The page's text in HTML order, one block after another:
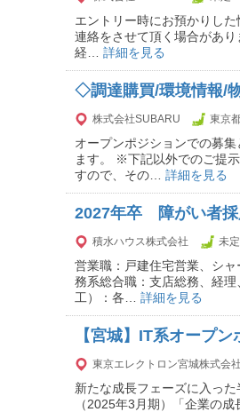
エントリー時にお預かりし
連絡をさせて頂く場合があ
経… 詳細を見る
◇調達購買/環境情報/
株式会社SUBARU 東京
オープンポジションでの募
ます。 ※下記以外でのご提
すので、その… 詳細を見る
2027年卒 障がい者採
積水ハウス株式会社 未定
営業職：戸建住宅営業、シ
務系総合職：支店総務、経
工）：各… 詳細を見る
【宮城】IT系オープ
東京エレクトロン宮城株式会社
新たな成長フェーズに入っ
（2025年3月期）「企業の